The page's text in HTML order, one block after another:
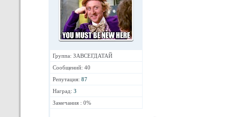
Группа: ЗАВСЕГДАТАЙ
Сообщений: 40
Репутация: 87
Наград: 3
Замечания : 0%